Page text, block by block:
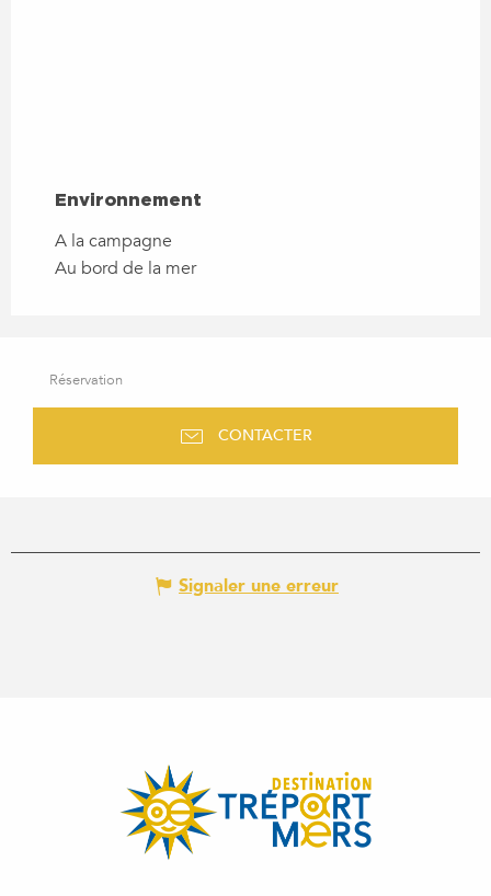
ENVIRONNEMENT
Environnement
A la campagne
Au bord de la mer
Réservation
CONTACTER
Signaler une erreur